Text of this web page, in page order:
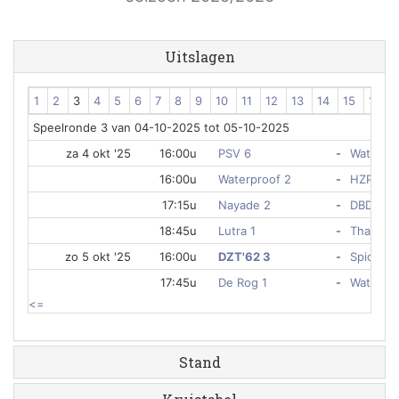
Uitslagen
1 2 3 4 5 6 7 8 9 10 11 12 13 14 15 16
Speelronde 3 van 04-10-2025 tot 05-10-2025
za 4 okt '25
16:00u PSV 6 -
16:00u
Waterproof 2 -
HZPC 2
17:15u
Nayade 2 -
DBD 3
18:45u
Lutra 1 -
zo 5 okt '25
16:00u DZT'62 3 -
Spio 1
17:45u
De Rog 1 -
<=
Stand